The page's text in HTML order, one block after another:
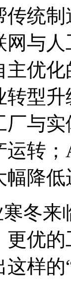
统
与
主优
转型
与
转
幅降
冬来
更优
样